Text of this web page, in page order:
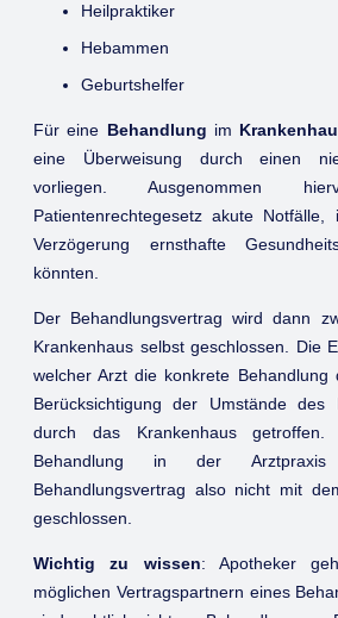
Heilpraktiker
Hebammen
Geburtshelfer
Für eine Behandlung im
eine Überweisung durch einen
vorliegen. Ausgenommen
Patientenrechtegesetz akute
Verzögerung ernsthafte
könnten.
Der Behandlungsvertrag wird dann
Krankenhaus selbst geschlossen. Die
welcher Arzt die konkrete Behandlung
Berücksichtigung der Umstände des
durch das Krankenhaus
Behandlung in der
Behandlungsvertrag also nicht mit
geschlossen.
Wichtig zu wissen: Apotheker
möglichen Vertragspartnern eines